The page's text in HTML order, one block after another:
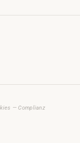
— Complianz